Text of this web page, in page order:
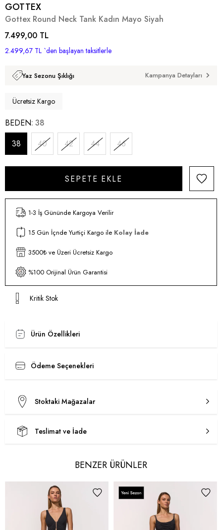
GOTTEX
Gottex Round Neck Tank Kadın Mayo Siyah
7.499,00 TL
2.499,67 TL `den başlayan taksitlerle
Yaz Sezonu Şıklığı Kampanya Detayları
Ücretsiz Kargo
BEDEN 38
38
40 42 44 46
1-3 İş Gününde Kargoya Verilir
15 Gün İçnde Yurtiçi Kargo ile Kolay İade
3500₺ ve Üzeri Ücretsiz Kargo
%100 Orijinal Ürün Garantisi
Kritik Stok
Ürün Özellikleri
Ödeme Seçenekleri
Stoktaki Mağazalar
Teslimat ve İade
BENZER ÜRÜNLER